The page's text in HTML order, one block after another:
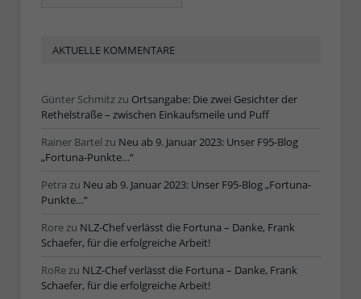
Artikel
AKTUELLE KOMMENTARE
Günter Schmitzzu Ortsangabe: Die zwei Gesichter der
Rethelstraße – zwischen Einkaufsmeile und Puff
Rainer Bartel zu Neu ab 9. Januar 2023: Unser F95-Blog
„Fortuna-Punkte…“
Petra zu Neu ab 9. Januar 2023: Unser F95-Blog „Fortuna-
Punkte…“
Rorezu NLZ-Chef verlässt die Fortuna – Danke, Frank
Schaefer, für die erfolgreiche Arbeit!
RoRezu NLZ-Chef verlässt die Fortuna – Danke, Frank
Schaefer, für die erfolgreiche Arbeit!